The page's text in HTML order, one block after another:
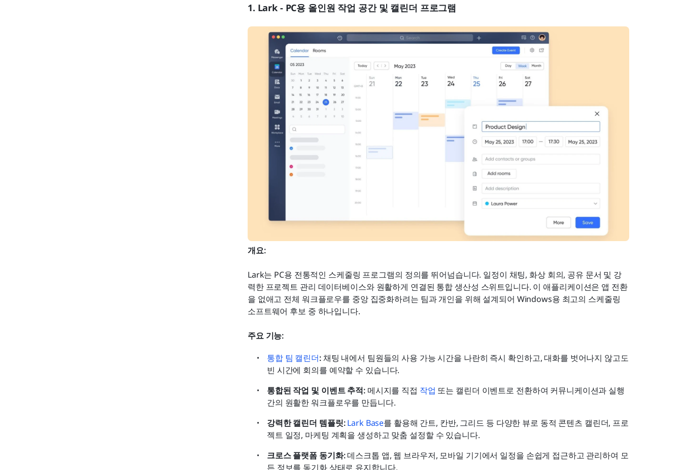
1. Lark - PC용 올인원 작업 공간 및 캘린더 프로그램
개요:
Lark는 PC용 전통적인 스케줄링 프로그램의 정의를 뛰어넘습니다. 일정이 채팅, 화상 회의, 공유 문서 및 강
력한 프로젝트 관리 데이터베이스와 원활하게 연결된 통합 생산성 스위트입니다. 이 애플리케이션은 앱 전환
을 없애고 전체 워크플로우를 중앙 집중화하려는 팀과 개인을 위해 설계되어 Windows용 최고의 스케줄링
소프트웨어 후보 중 하나입니다.
주요 기능:
통합 팀 캘린더: 채팅 내에서 팀원들의 사용 가능 시간을 나란히 즉시 확인하고, 대화를 벗어나지 않고도
빈 시간에 회의를 예약할 수 있습니다.
통합된 작업 및 이벤트 추적: 메시지를 직접 작업 또는 캘린더 이벤트로 전환하여 커뮤니케이션과 실행
간의 원활한 워크플로우를 만듭니다.
강력한 캘린더 템플릿: Lark Base를 활용해 간트, 칸반, 그리드 등 다양한 뷰로 동적 콘텐츠 캘린더, 프로
젝트 일정, 마케팅 계획을 생성하고 맞춤 설정할 수 있습니다.
크로스 플랫폼 동기화: 데스크톱 앱, 웹 브라우저, 모바일 기기에서 일정을 손쉽게 접근하고 관리하여 모
든 정보를 동기화 상태로 유지합니다.